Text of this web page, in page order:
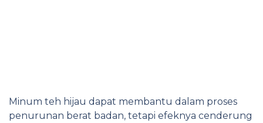
Minum teh hijau dapat membantu dalam proses
penurunan berat badan, tetapi efeknya cenderung